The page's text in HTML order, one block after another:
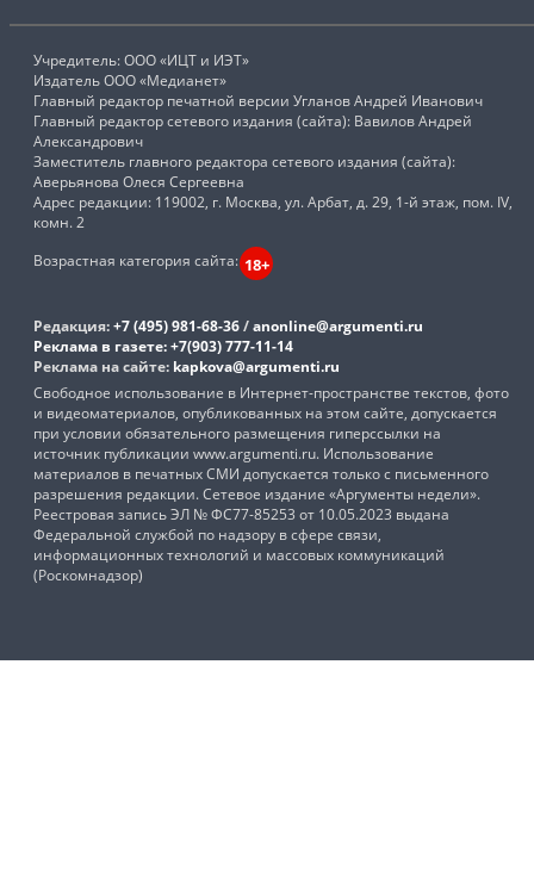
Учредитель: ООО «ИЦТ и ИЭТ»
Издатель ООО «Медианет»
Главный редактор печатной версии Угланов Андрей Иванович
Главный редактор сетевого издания (сайта): Вавилов Андрей
Александрович
Заместитель главного редактора сетевого издания (сайта):
Аверьянова Олеся Сергеевна
Адрес редакции: 119002, г. Москва, ул. Арбат, д. 29, 1-й этаж, пом. IV,
комн. 2
Возрастная категория сайта: 18+
Редакция:+7 (495) 981-68-36/anonline@argumenti.ru
Реклама в газете:+7(903) 777-11-14
Реклама на сайте: kapkova@argumenti.ru
Свободное использование в Интернет-пространстве текстов, фото
и видеоматериалов, опубликованных на этом сайте, допускается
при условии обязательного размещения гиперссылки на
источник публикации www.argumenti.ru. Использование
материалов в печатных СМИ допускается только с письменного
разрешения редакции. Сетевое издание «Аргументы недели».
Реестровая запись ЭЛ № ФС77-85253 от 10.05.2023 выдана
Федеральной службой по надзору в сфере связи,
информационных технологий и массовых коммуникаций
(Роскомнадзор)